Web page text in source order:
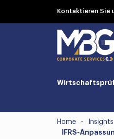
Kontaktieren Sie
Home - Insights
IFRS-